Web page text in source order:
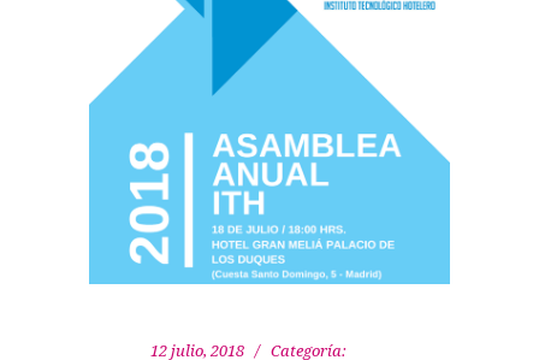
12 julio, 2018
Categoría: